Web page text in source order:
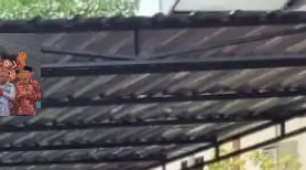
Budaya Papua Dimulai!
PTA Papua Barat Hadiri
Festival Raimuti di
2026